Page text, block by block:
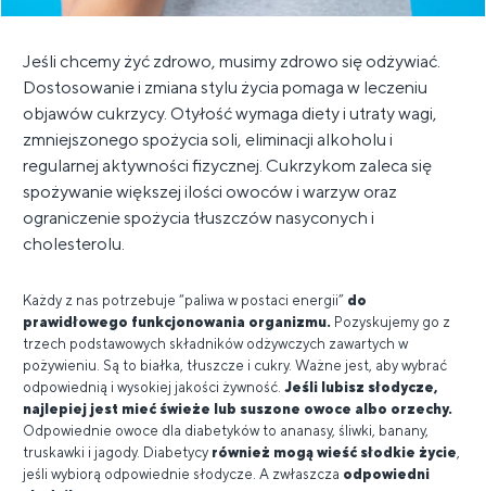
Jeśli chcemy żyć zdrowo, musimy zdrowo się odżywiać.
Dostosowanie i zmiana stylu życia pomaga w leczeniu
objawów cukrzycy. Otyłość wymaga diety i utraty wagi,
zmniejszonego spożycia soli, eliminacji alkoholu i
regularnej aktywności fizycznej. Cukrzykom zaleca się
spożywanie większej ilości owoców i warzyw oraz
ograniczenie spożycia tłuszczów nasyconych i
cholesterolu.
Każdy z nas potrzebuje “paliwa w postaci energii” do
prawidłowego funkcjonowania organizmu. Pozyskujemy go z
trzech podstawowych składników odżywczych zawartych w
pożywieniu. Są to białka, tłuszcze i cukry. Ważne jest, aby wybrać
odpowiednią i wysokiej jakości żywność. Jeśli lubisz słodycze,
najlepiej jest mieć świeże lub suszone owoce albo orzechy.
Odpowiednie owoce dla diabetyków to ananasy, śliwki, banany,
truskawki i jagody. Diabetycy również mogą wieść słodkie życie
jeśli wybiorą odpowiednie słodycze. A zwłaszcza odpowiedni